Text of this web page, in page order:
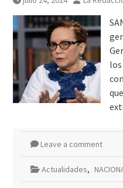
Leave a comment
Actualidades,